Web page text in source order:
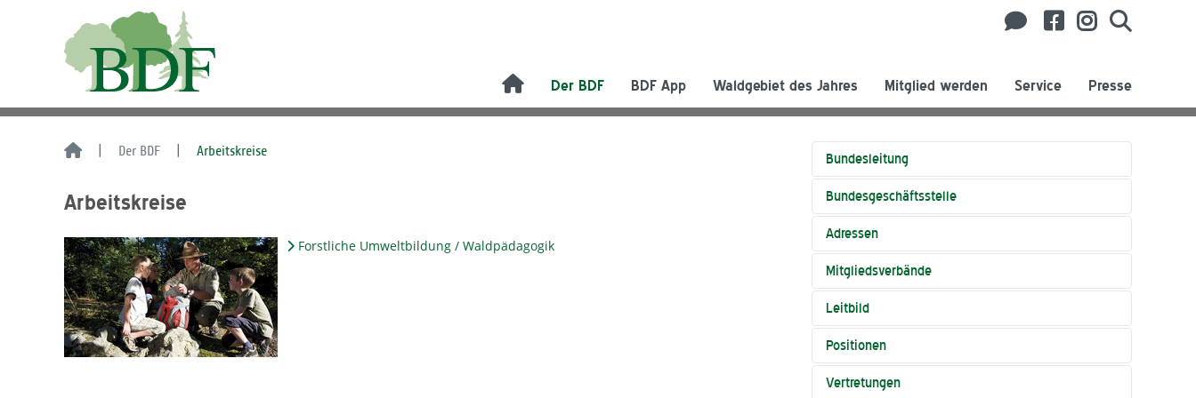
Der BDF BDF App Waldgebiet des Jahres Mitglied werden Service Presse
Der BDF Arbeitskreise
Arbeitskreise
Forstliche Umweltbildung / Waldpädagogik
Bundesleitung
Bundesgeschäftsstelle
Adressen
Mitgliedsverbände
Leitbild
Positionen
Vertretungen